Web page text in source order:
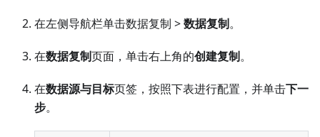
在左侧导航栏单击数据复制 >数据复制。
在数据复制页面，单击右上角的创建复制。
在数据源与目标页签，按照下表进行配置，并单击下一
步。